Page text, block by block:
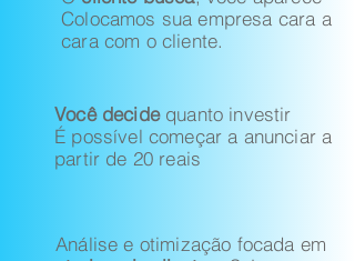
Colocamos sua empresa cara a
cara com o cliente.
Você decidequanto investir
É possível começar a anunciar a
partir de 20 reais
Análise e otimização focada em